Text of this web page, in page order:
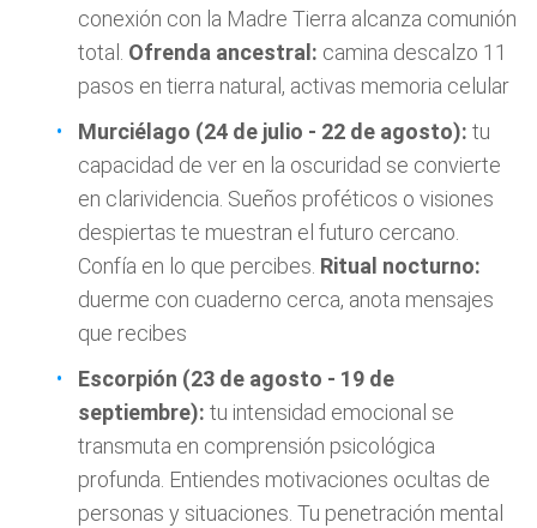
conexión con la Madre Tierra alcanza comunión
total. Ofrenda ancestral: camina descalzo 11
pasos en tierra natural, activas memoria celular
Murciélago (24 de julio - 22 de agosto): tu
capacidad de ver en la oscuridad se convierte
en clarividencia. Sueños proféticos o visiones
despiertas te muestran el futuro cercano.
Confía en lo que percibes. Ritual nocturno:
duerme con cuaderno cerca, anota mensajes
que recibes
Escorpión (23 de agosto - 19 de
septiembre): tu intensidad emocional se
transmuta en comprensión psicológica
profunda. Entiendes motivaciones ocultas de
personas y situaciones. Tu penetración mental